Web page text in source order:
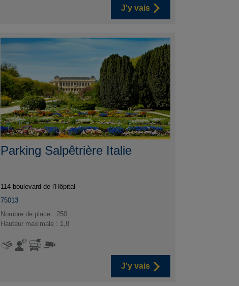
J'y vais
Parking Salpêtrière Italie
114 boulevard de l'Hôpital
75013
Nombre de place : 250
Hauteur maximale : 1,8
J'y vais